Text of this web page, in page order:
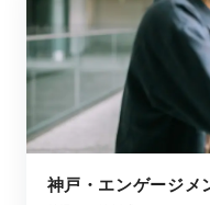
神戸・エンゲージメ